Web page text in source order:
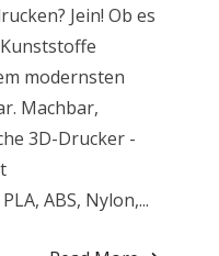
Jein! Ob es
modernsten
Machbar,
3D-Drucker -
ABS, Nylon,...